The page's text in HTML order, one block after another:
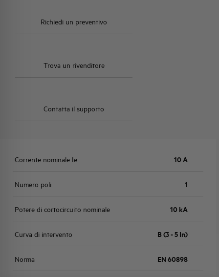
Richiedi un preventivo
Trova un rivenditore
Contatta il supporto
Corrente nominale Ie 10 A
Numero poli 1
Potere di cortocircuito nominale 10 kA
Curva di intervento B (3 - 5 In)
Norma EN 60898